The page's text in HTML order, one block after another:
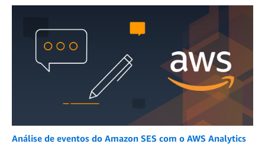
Análise de eventos do Amazon SES com o AWS Analytics